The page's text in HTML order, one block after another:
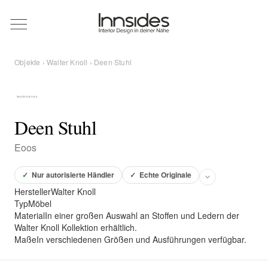
Magazin
Showrooms
Objekte
Über uns
Für Händler
Objekte ›Walter Knoll › Deen Stuhl
Deen Stuhl
Eoos
✓ Nur autorisierte Händler ✓ Echte Originale
HerstellerWalter Knoll
TypMöbel
MaterialIn einer großen Auswahl an Stoffen und Ledern der
Walter Knoll Kollektion erhältlich.
MaßeIn verschiedenen Größen und Ausführungen verfügbar.